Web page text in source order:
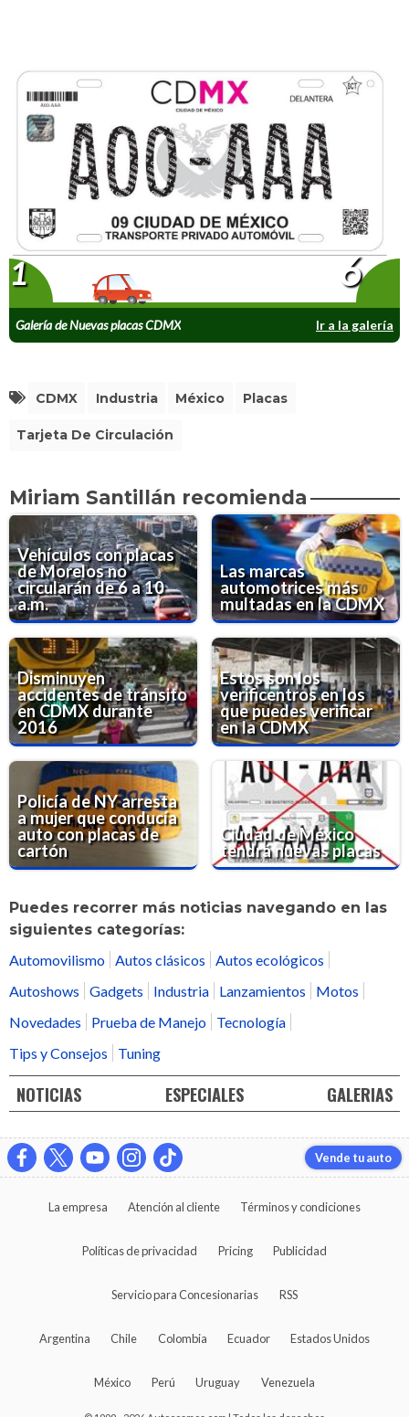
Galería de Nuevas placas CDMX Ir a la galería
1 6
CDMX Industria México Placas
Tarjeta De Circulación
Miriam Santillán recomienda
Vehículos con placas
de Morelos no
circularán de 6 a 10
a.m.
Las marcas
automotrices más
multadas en la CDMX
Disminuyen
accidentes de tránsito
en CDMX durante
2016
Estos son los
verificentros en los
que puedes verificar
en la CDMX
Policía de NY arresta
a mujer que conducía
auto con placas de
cartón
Ciudad de México
tendrá nuevas placas
Puedes recorrer más noticias navegando en las
siguientes categorías:
Automovilismo Autos clásicos
Autos ecológicos
Autoshows
Gadgets Industria Lanzamientos
Motos
Novedades
Prueba de Manejo
Tecnología
Tips y Consejos
Tuning
NOTICIAS ESPECIALES GALERIAS
Vende tu auto
La empresa Atención al cliente Términos y condiciones
Políticas de privacidad Pricing Publicidad
Servicio para Concesionarias RSS
Argentina Chile Colombia Ecuador Estados Unidos
México Perú Uruguay Venezuela